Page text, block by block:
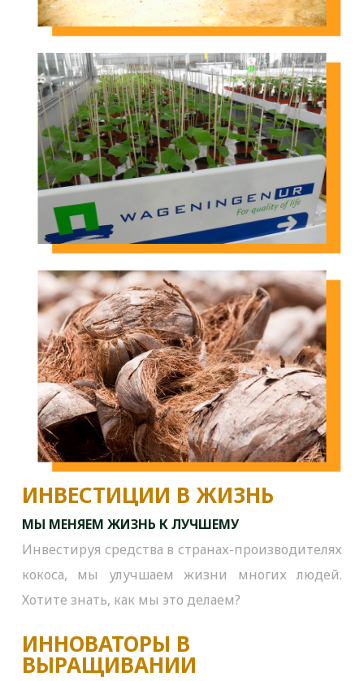
ИНВЕСТИЦИИ В ЖИЗНЬ
МЫ МЕНЯЕМ ЖИЗНЬ К ЛУЧШЕМУ
Инвестируя средства в странах-производителях
кокоса, мы улучшаем жизни многих людей.
Хотите знать, как мы это делаем?
ИННОВАТОРЫ В
ВЫРАЩИВАНИИ